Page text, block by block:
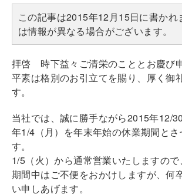
この記事は2015年12月15日に書かれ
は情報が異なる場合がございます。
拝啓 時下益々ご清栄のこととお慶び申
平素は格別のお引立てを賜り、厚く御
す。
当社では、誠に勝手ながら2015年12/
年1/4（月）を年末年始の休業期間とさ
す。
1/5（火）から通常営業いたしますので、
期間中はご不便をおかけしますが、何
い申しあげます。